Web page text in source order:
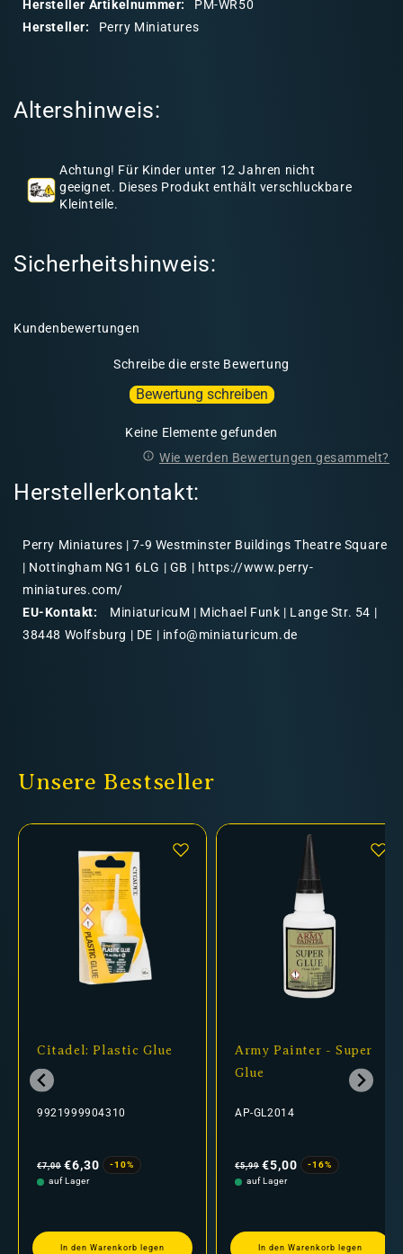
I
Hersteller Artikelnummer:
PM-WR50
Hersteller:
Perry Miniatures
Altershinweis:
Achtung! Für Kinder unter 12 Jahren nicht
geeignet. Dieses Produkt enthält verschluckbare
Kleinteile.
Sicherheitshinweis:
Kundenbewertungen
Schreibe die erste Bewertung
Bewertung schreiben
Keine Elemente gefunden
Wie werden Bewertungen gesammelt?
Herstellerkontakt:
Perry Miniatures | 7-9 Westminster Buildings Theatre Square
| Nottingham NG1 6LG | GB | https://www.perry-
miniatures.com/
EU-Kontakt:
MiniaturicuM | Michael Funk | Lange Str. 54 |
38448 Wolfsburg | DE | info@miniaturicum.de
Unsere Bestseller
Citadel: Plastic Glue
9921999904310
Preis
€7,00 €6,30
-10%
auf Lager
In den Warenkorb legen
Army Painter - Super
Glue
AP-GL2014
Preis
€5,99 €5,00
-16%
auf Lager
In den Warenkorb legen